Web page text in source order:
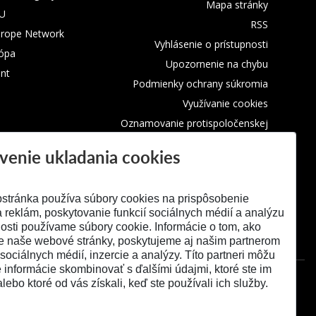
Network
Mapa stránky
RSS
Vyhlásenie o prístupnosti
Upozornenie na chybu
Podmienky ochrany súkromia
Využívanie cookies
Oznamovanie protispoločenskej
ukladania cookies
používa súbory cookies na prispôsobenie
reklám, poskytovanie funkcií sociálnych médií a analýzu
používame súbory cookie. Informácie o tom, ako
naše webové stránky, poskytujeme aj našim partnerom
médií, inzercie a analýzy. Títo partneri môžu
informácie skombinovať s ďalšími údajmi, ktoré ste im
ktoré od vás získali, keď ste používali ich služby.